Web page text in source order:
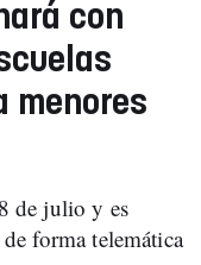
con
menores
de julio y es
forma telemática